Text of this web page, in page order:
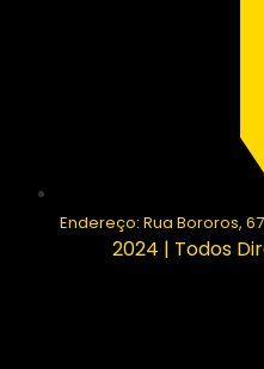
Endereço: Rua Bororos,
2024 | Todos